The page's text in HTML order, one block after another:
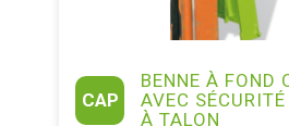
CAP
BENNE À FOND
AVEC
À TALON